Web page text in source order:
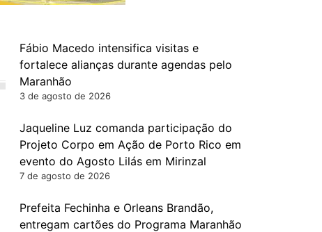
Fábio Macedo intensifica visitas e
fortalece alianças durante agendas pelo
Maranhão
3 de agosto de 2026
Jaqueline Luz comanda participação do
Projeto Corpo em Ação de Porto Rico em
evento do Agosto Lilás em Mirinzal
7 de agosto de 2026
Prefeita Fechinha e Orleans Brandão,
entregam cartões do Programa Maranhão